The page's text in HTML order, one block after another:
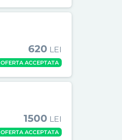
620 LEI
OFERTA ACCEPTATA
1500 LEI
OFERTA ACCEPTATA